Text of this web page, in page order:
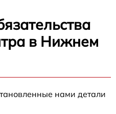
в Нижнем
нами детали